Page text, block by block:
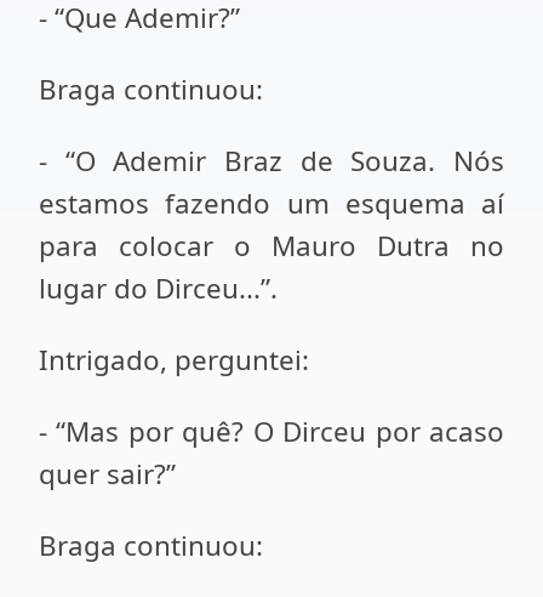
- “Que Ademir?”
Braga continuou:
- “O Ademir Braz de Souza. Nós
estamos fazendo um esquema aí
para colocar o Mauro Dutra no
lugar do Dirceu...”.
Intrigado, perguntei:
- “Mas por quê? O Dirceu por acaso
quer sair?”
Braga continuou: